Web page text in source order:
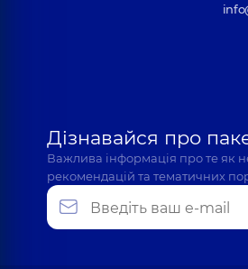
Дізнавайся про
Важлива інформація про те як
рекомендацій та тематичних